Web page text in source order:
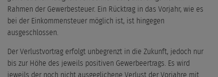
Rahmen der Gewerbesteuer. Ein Rücktrag in das Vorjahr, wie es
bei der Einkommensteuer möglich ist, ist hingegen
ausgeschlossen.
Der Verlustvortrag erfolgt unbegrenzt in die Zukunft, jedoch nur
bis zur Höhe des jeweils positiven Gewerbeertrags. Es wird
jeweils der noch nicht ausgeglichene Verlust der Vorjahre mit